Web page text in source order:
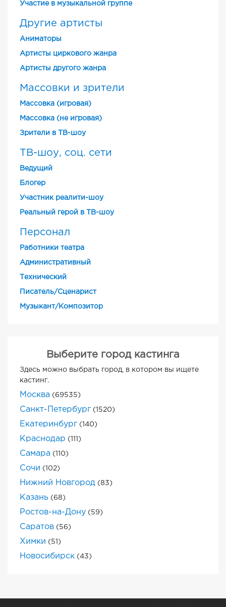
Участие в музыкальной группе
Другие артисты
Аниматоры
Артисты циркового жанра
Артисты другого жанра
Массовки и зрители
Массовка (игровая)
Массовка (не игровая)
Зрители в ТВ-шоу
ТВ-шоу, соц. сети
Ведущий
Блогер
Участник реалити-шоу
Реальный герой в ТВ-шоу
Персонал
Работники театра
Административный
Технический
Писатель/Сценарист
Музыкант/Композитор
Выберите город кастинга
Здесь можно выбрать город, в котором вы ищете
кастинг.
Москва (69535)
Санкт-Петербург (1520)
Екатеринбург (140)
Краснодар (111)
Самара (110)
Сочи (102)
Нижний Новгород (83)
Казань (68)
Ростов-на-Дону (59)
Саратов (56)
Химки (51)
Новосибирск (43)